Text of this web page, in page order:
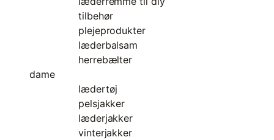
tilbehør
plejeprodukter
læderbalsam
herrebælter
dame
lædertøj
pelsjakker
læderjakker
vinterjakker